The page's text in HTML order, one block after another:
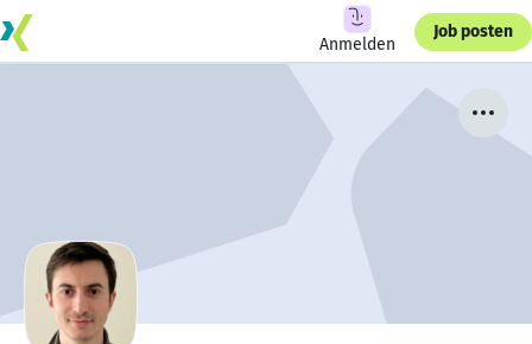
Anmelden
Job posten